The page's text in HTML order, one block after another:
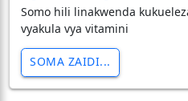
Somo hili linakwenda
vyakula vya vitamini
SOMA ZAIDI...